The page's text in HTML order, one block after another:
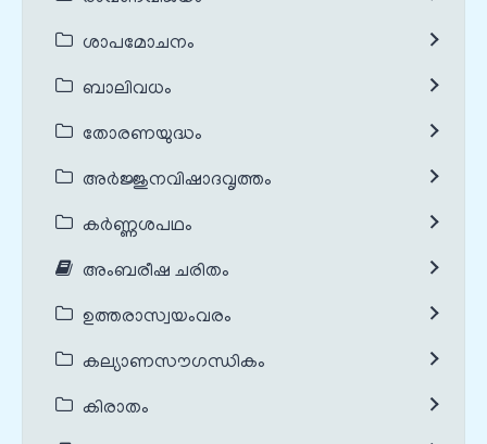
ശാപമോചനം
ബാലിവധം
തോരണയുദ്ധം
അർജ്ജുനവിഷാദവൃത്തം
കർണ്ണശപഥം
അംബരീഷ ചരിതം
ഉത്തരാസ്വയംവരം
കല്യാണസൗഗന്ധികം
കിരാതം